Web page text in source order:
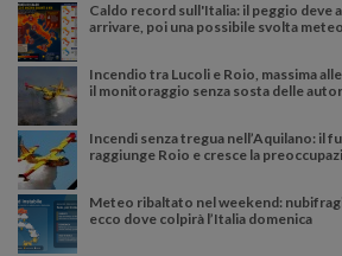
Caldo record sull'Italia: il peggio deve
arrivare, poi una possibile svolta meteo
Incendio tra Lucoli e Roio, massima
il monitoraggio senza sosta delle
Incendi senza tregua nell’Aquilano: il
raggiunge Roio e cresce la
Meteo ribaltato nel weekend:
ecco dove colpirà l’Italia domenica